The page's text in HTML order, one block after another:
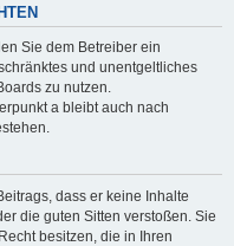
Sie dem Betreiber ein
und unentgeltliches
zu nutzen.
a bleibt auch nach
dass er keine Inhalte
die guten Sitten verstoßen. Sie
besitzen, die in Ihren